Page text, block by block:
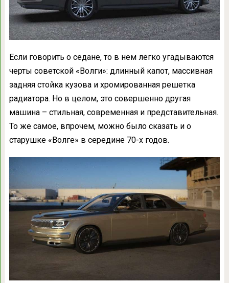
Если говорить о седане, то в нем легко угадываются
черты советской «Волги»: длинный капот, массивная
задняя стойка кузова и хромированная решетка
радиатора. Но в целом, это совершенно другая
машина – стильная, современная и представительная.
То же самое, впрочем, можно было сказать и о
старушке «Волге» в середине 70-х годов.